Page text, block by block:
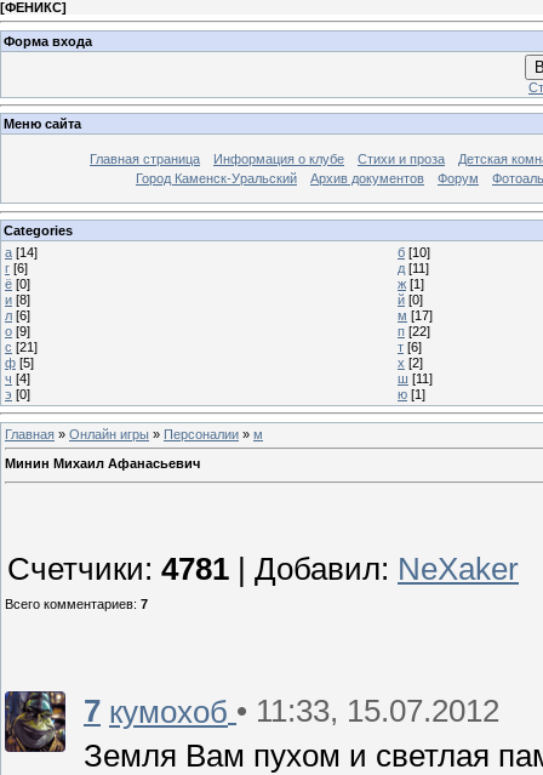
[ФЕНИКС]
Форма входа
Меню сайта
Главная страница Информация о клубе Стихи и проза
Детская
Город Каменск-Уральский
Архив документов Форум
Categories
а [14] б [10]
г [6] д [11]
ё [0] ж [1]
и [8] й [0]
л [6] м [17]
о [9] п [22]
с [21] т [6]
ф [5] х [2]
ч [4] ш [11]
э [0] ю [1]
Главная » Онлайн игры » Персоналии » м
Минин Михаил Афанасьевич
Счетчики: 4781 Добавил: NeXaker
Всего комментариев: 7
7 кумохоб • 11:33, 15.07.2012
Земля Вам пухом и светлая